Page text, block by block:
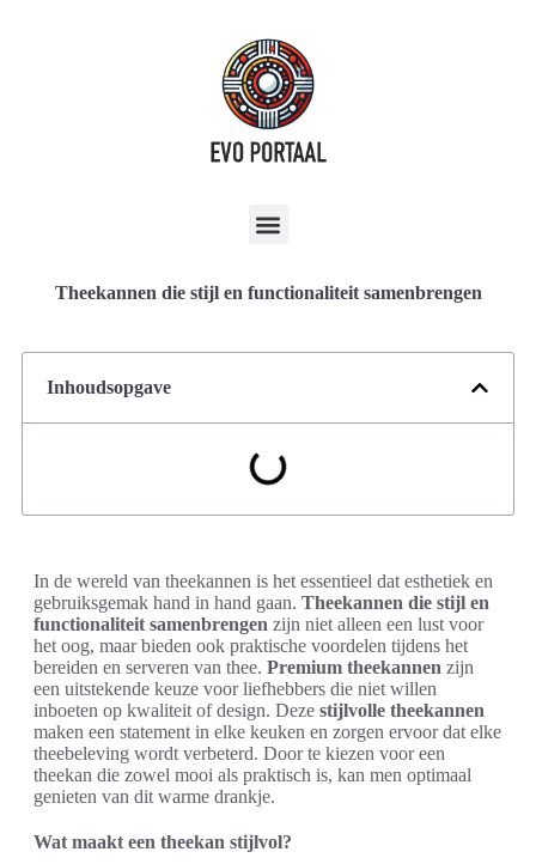
Theekannen die stijl en functionaliteit samenbrengen
Inhoudsopgave
In de wereld van theekannen is het essentieel dat esthetiek en
gebruiksgemak hand in hand gaan. Theekannen die stijl en
functionaliteit samenbrengen zijn niet alleen een lust voor
het oog, maar bieden ook praktische voordelen tijdens het
bereiden en serveren van thee. Premium theekannen zijn
een uitstekende keuze voor liefhebbers die niet willen
inboeten op kwaliteit of design. Deze stijlvolle theekannen
maken een statement in elke keuken en zorgen ervoor dat elke
theebeleving wordt verbeterd. Door te kiezen voor een
theekan die zowel mooi als praktisch is, kan men optimaal
genieten van dit warme drankje.
Wat maakt een theekan stijlvol?